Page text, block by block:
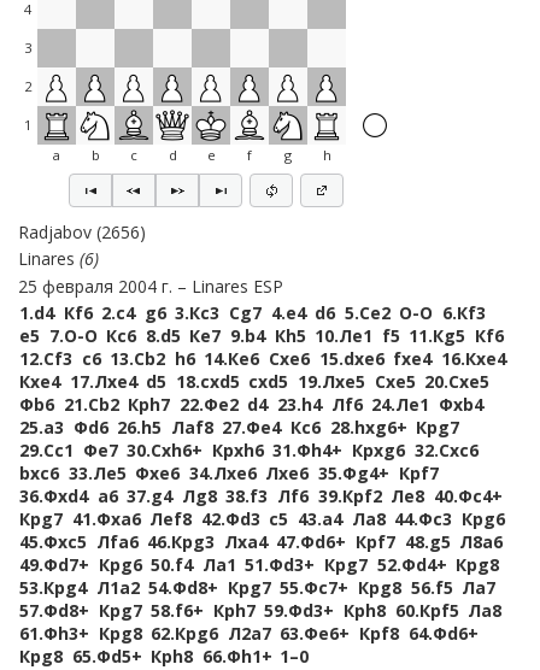
4
3
2
1
a
b c d e f g h
Radjabov 2656
Linares 6
25 февраля 2004 г.
Linares ESP
1.d4 Кf6 2.c4 g6 3.Кc3 Сg7 4.e4 d6 5.Сe2 O-O 6.Кf3
e5 7.O-O Кc6 8.d5 Кe7 9.b4 Кh5 10.Лe1 f5 11.Кg5 Кf6
12.Сf3 c6 13.Сb2 h6 14.Кe6 Сxe6 15.dxe6 fxe4 16.Кxe4
Кxe4 17.Лxe4 d5 18.cxd5 cxd5 19.Лxe5 Сxe5 20.Сxe5
Фb6 21.Сb2 Крh7 22.Фe2 d4 23.h4 Лf6 24.Лe1 Фxb4
25.a3 Фd6 26.h5 Лaf8 27.Фe4 Кc6 28.hxg6+ Крg7
29.Сc1 Фe7 30.Сxh6+ Крxh6 31.Фh4+ Крxg6 32.Сxc6
bxc6 33.Лe5 Фxe6 34.Лxe6 Лxe6 35.Фg4+ Крf7
36.Фxd4 a6 37.g4 Лg8 38.f3 Лf6 39.Крf2 Лe8 40.Фc4+
Крg7 41.Фxa6 Лef8 42.Фd3 c5 43.a4 Лa8 44.Фc3 Крg6
45.Фxc5 Лfa6 46.Крg3 Лxa4 47.Фd6+ Крf7 48.g5 Л8a6
49.Фd7+ Крg6 50.f4 Лa1 51.Фd3+ Крg7 52.Фd4+ Крg8
53.Крg4 Л1a2 54.Фd8+ Крg7 55.Фc7+ Крg8 56.f5 Лa7
57.Фd8+ Крg7 58.f6+ Крh7 59.Фd3+ Крh8 60.Крf5 Лa8
61.Фh3+ Крg8 62.Крg6 Л2a7 63.Фe6+ Крf8 64.Фd6+
Крg8 65.Фd5+ Крh8 66.Фh1+ 1–0